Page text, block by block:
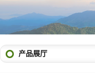
产品展厅